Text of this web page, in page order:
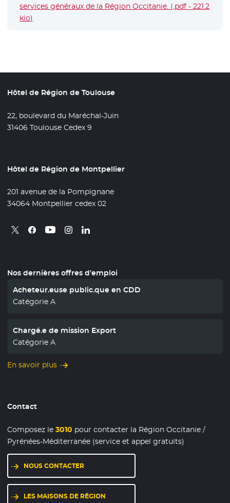
services généraux de la Région Occitanie. (.pdf - 221.2
kio)
Hôtel de Région de Toulouse
22, boulevard du Maréchal-Juin
31406 Toulouse Cedex 9
Hôtel de Région de Montpellier
201 avenue de la Pompignane
34064 Montpellier cedex 02
Retrouvez nous sur X
- Nouvelle fenêtre
Retrouvez nous sur Facebook
- Nouvelle fenêtre
Retrouvez nous sur Youtube
- Nouvelle fenêtre
Retrouvez nous sur Instagram
- Nouvelle fenêtre
Retrouvez nous sur Linkedin
- Nouvelle fenêtre
Nos dernières offres d'emploi
Acheteur.euse public.que en CDD
Catégorie A
Chargé.e de mission Export
Catégorie A
En savoir plus
Contact
Composez le3010 pour contacter la Région Occitanie /
Pyrénées-Méditerranée (service et appel gratuits)
NOUS CONTACTER
LES MAISONS DE RÉGION